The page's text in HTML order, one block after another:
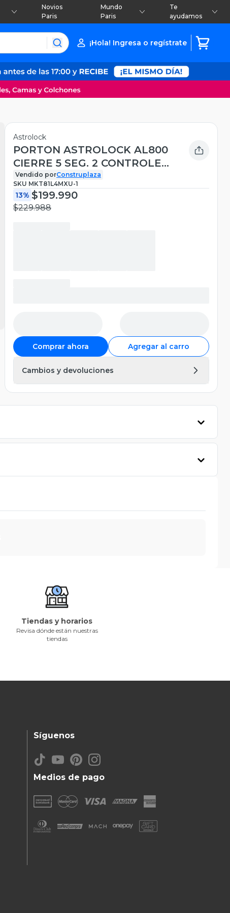
Novios
Paris
Mundo
Paris
Te
ayudamos
¡Hola! Ingresa o regístrate
Astrolock
PORTON ASTROLOCK AL800
CIERRE 5 SEG. 2 CONTROLES
800KG
Vendido porConstruplaza
SKU MKT81L4MXU-1
13% $199.990
$229.988
Comprar ahora Agregar al carro
Cambios y devoluciones
Tiendas y horarios
Revisa dónde están nuestras
tiendas
Medios de pago
Síguenos